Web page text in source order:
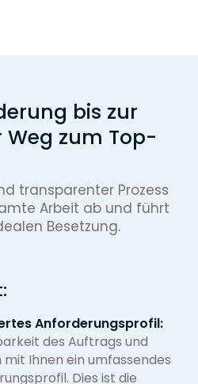
bis zur
Weg zum Top-
transparenter Prozess
Arbeit ab und führt
Besetzung.
Anforderungsprofil:
des Auftrags und
Ihnen ein umfassendes
Dies ist die